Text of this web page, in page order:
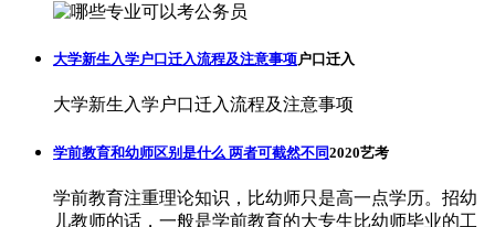
大学新生入学户口迁入流程及注意事项户口迁入
大学新生入学户口迁入流程及注意事项
学前教育和幼师区别是什么 两者可截然不同2020艺考
学前教育注重理论知识，比幼师只是高一点学历。招幼
儿教师的话，一般是学前教育的大专生比幼师毕业的工